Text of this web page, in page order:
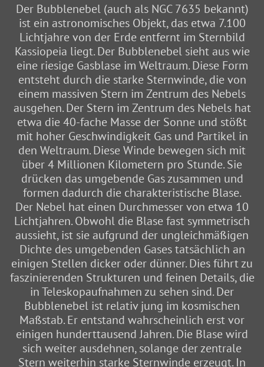
Der Bubblenebel (auch als NGC 7635 bekannt)
ist ein astronomisches Objekt, das etwa 7.100
Lichtjahre von der Erde entfernt im Sternbild
Kassiopeia liegt. Der Bubblenebel sieht aus wie
eine riesige Gasblase im Weltraum. Diese Form
entsteht durch die starke Sternwinde, die von
einem massiven Stern im Zentrum des Nebels
ausgehen. Der Stern im Zentrum des Nebels hat
etwa die 40-fache Masse der Sonne und stößt
mit hoher Geschwindigkeit Gas und Partikel in
den Weltraum. Diese Winde bewegen sich mit
über 4 Millionen Kilometern pro Stunde. Sie
drücken das umgebende Gas zusammen und
formen dadurch die charakteristische Blase.
Der Nebel hat einen Durchmesser von etwa 10
Lichtjahren. Obwohl die Blase fast symmetrisch
aussieht, ist sie aufgrund der ungleichmäßigen
Dichte des umgebenden Gases tatsächlich an
einigen Stellen dicker oder dünner. Dies führt zu
faszinierenden Strukturen und feinen Details, die
in Teleskopaufnahmen zu sehen sind. Der
Bubblenebel ist relativ jung im kosmischen
Maßstab. Er entstand wahrscheinlich erst vor
einigen hunderttausend Jahren. Die Blase wird
sich weiter ausdehnen, solange der zentrale
Stern weiterhin starke Sternwinde erzeugt. In